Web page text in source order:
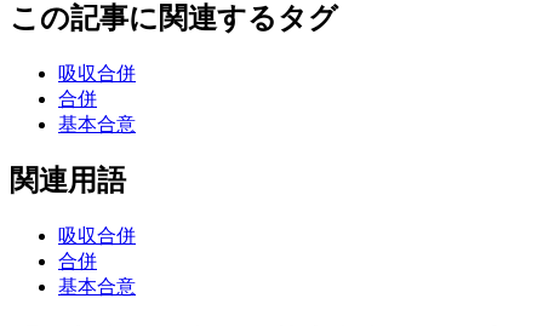
この記事に関連するタグ
吸収合併
合併
基本合意
関連用語
吸収合併
合併
基本合意